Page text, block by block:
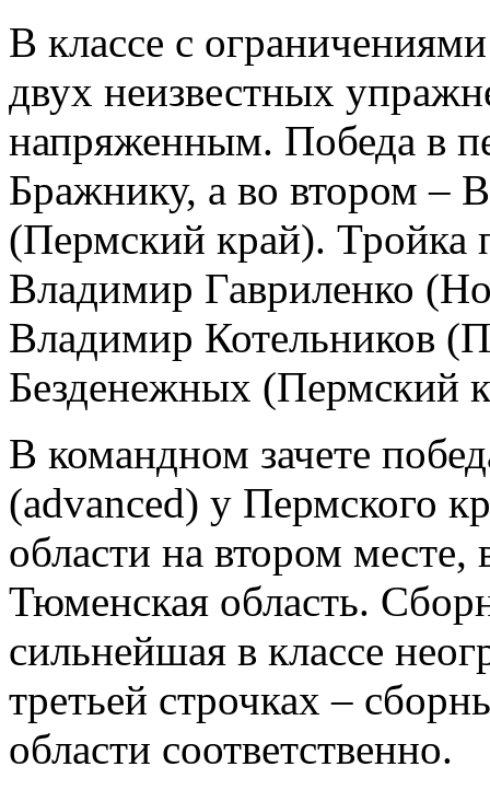
В классе с
двух неизвестных
напряженным. Победа в
Бражнику, а во втором –
(Пермский край). Тройка
Владимир Гавриленко
Владимир Котельников
Безденежных (Пермский
В командном зачете
(advanced) у Пермского
области на втором
Тюменская область.
сильнейшая в классе
третьей строчках –
области соответственно.